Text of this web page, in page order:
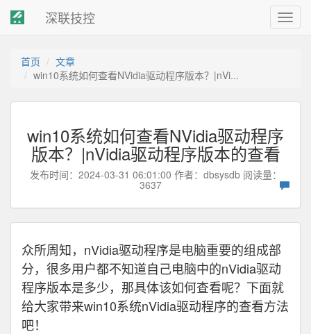
深联技控
首页
文章
win10系统如何查看NVidia驱动程序版本？|nVi...
win10系统如何查看NVidia驱动程序
版本？|nVidia驱动程序版本的查看
发布时间：2024-03-31 06:01:00 作者： dbsysdb阅读量：
3637
众所周知，nVidia驱动程序是电脑重要的组成部
分，很多用户都不知道自己电脑中的nVidia驱动
程序版本是多少，那具体该如何查看呢？下面就
给大家带来win10系统nVidia驱动程序的查看方法
吧！